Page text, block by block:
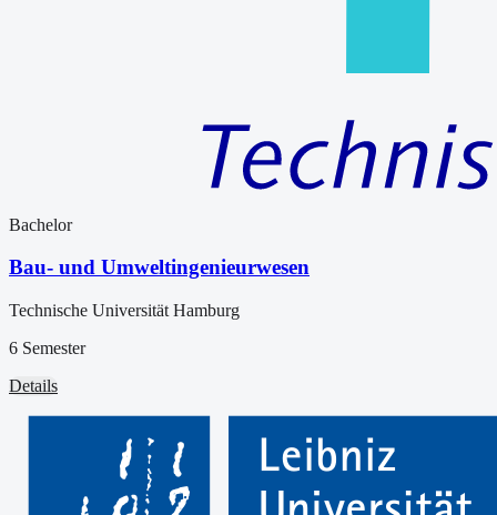
Bachelor
Bau- und Umweltingenieurwesen
Technische Universität Hamburg
6 Semester
Details